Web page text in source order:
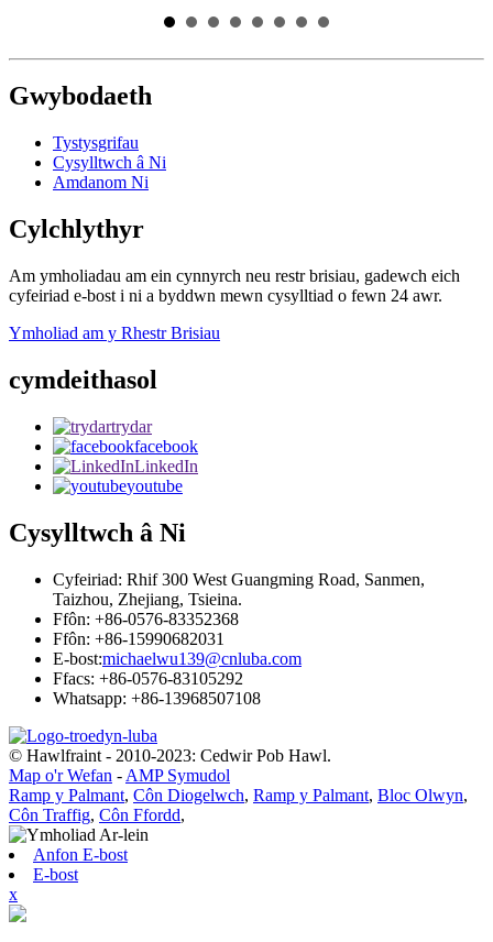
Gwybodaeth
Tystysgrifau
Cysylltwch â Ni
Amdanom Ni
Cylchlythyr
Am ymholiadau am ein cynnyrch neu restr brisiau, gadewch eich
cyfeiriad e-bost i ni a byddwn mewn cysylltiad o fewn 24 awr.
Ymholiad am y Rhestr Brisiau
cymdeithasol
trydar
facebook
LinkedIn
youtube
Cysylltwch â Ni
Cyfeiriad: Rhif 300 West Guangming Road, Sanmen,
Taizhou, Zhejiang, Tsieina.
Ffôn: +86-0576-83352368
Ffôn: +86-15990682031
E-bost:michaelwu139@cnluba.com
Ffacs: +86-0576-83105292
Whatsapp: +86-13968507108
© Hawlfraint - 2010-2023: Cedwir Pob Hawl.
Map o'r Wefan - AMP Symudol
Ramp y Palmant, Côn Diogelwch, Ramp y Palmant, Bloc Olwyn,
Côn Traffig, Côn Ffordd,
Anfon E-bost
E-bost
x